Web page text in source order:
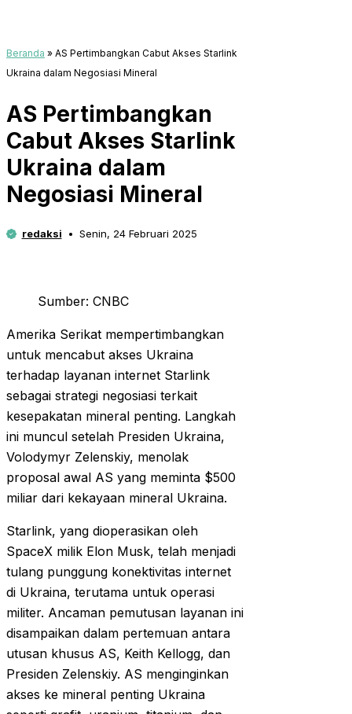
Beranda » AS Pertimbangkan Cabut Akses Starlink
Ukraina dalam Negosiasi Mineral
AS Pertimbangkan
Cabut Akses Starlink
Ukraina dalam
Negosiasi Mineral
redaksi Senin, 24 Februari 2025
Sumber: CNBC
Amerika Serikat mempertimbangkan
untuk mencabut akses Ukraina
terhadap layanan internet Starlink
sebagai strategi negosiasi terkait
kesepakatan mineral penting. Langkah
ini muncul setelah Presiden Ukraina,
Volodymyr Zelenskiy, menolak
proposal awal AS yang meminta $500
miliar dari kekayaan mineral Ukraina.
Starlink, yang dioperasikan oleh
SpaceX milik Elon Musk, telah menjadi
tulang punggung konektivitas internet
di Ukraina, terutama untuk operasi
militer. Ancaman pemutusan layanan ini
disampaikan dalam pertemuan antara
utusan khusus AS, Keith Kellogg, dan
Presiden Zelenskiy. AS menginginkan
akses ke mineral penting Ukraina